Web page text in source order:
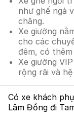
như ghế ngả
chăng.
Xe giường
cho các
đêm, có
Xe giường
rộng rãi và
Có xe khách
Lâm Đồng đi